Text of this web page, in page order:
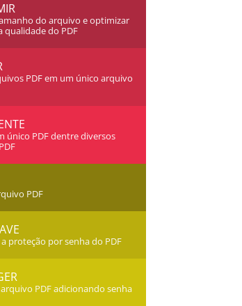
do arquivo e optimizar
qualidade do PDF
PDF em um único arquivo
único PDF dentre diversos
PDF
proteção por senha do PDF
PDF adicionando senha